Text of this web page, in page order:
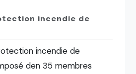
incendie de
incendie de
den 35 membres